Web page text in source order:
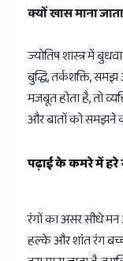
क्यों खास माना
ज्योतिष शास्त्र में
बुद्धि, तर्कशक्ति,
मजबूत होता है, तो
और बातों को समझने
पढ़ाई के कमरे में हरे
रंगों का असर सीधे मन
हल्के और शांत रंग